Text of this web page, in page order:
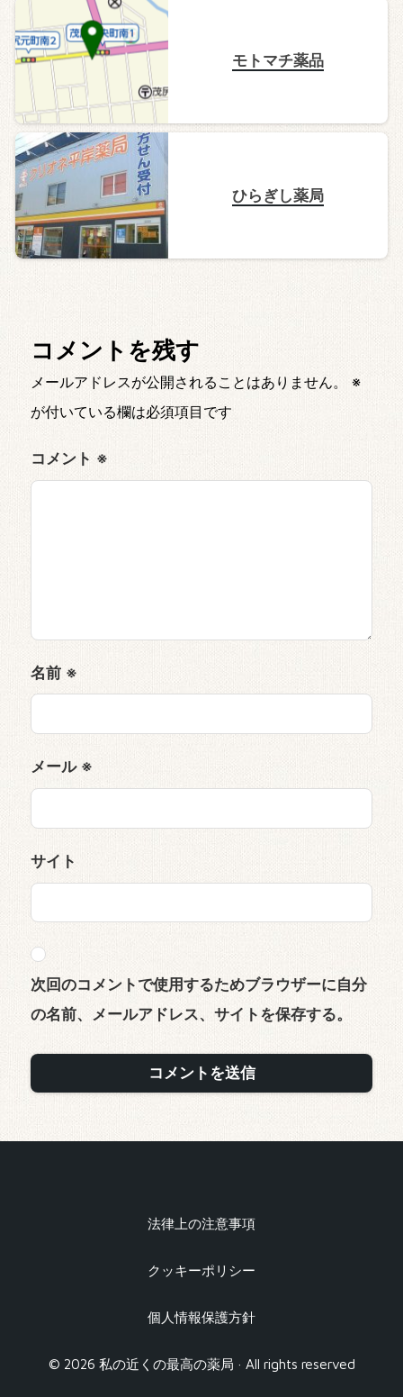
モトマチ薬品
ひらぎし薬局
コメントを残す
メールアドレスが公開されることはありません。
※
が付いている欄は必須項目です
コメント ※
名前 ※
メール ※
サイト
次回のコメントで使用するためブラウザーに自分
の名前、メールアドレス、サイトを保存する。
法律上の注意事項
クッキーポリシー
個人情報保護方針
© 2026 私の近くの最高の薬局 · All rights reserved